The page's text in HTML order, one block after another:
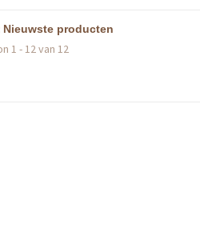
1 - 12 van 12